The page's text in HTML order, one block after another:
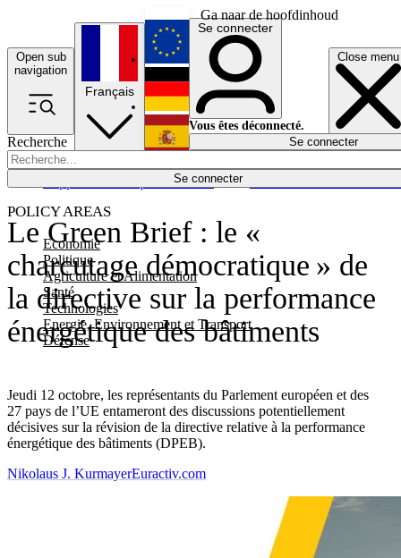
Ga naar de hoofdinhoud
Open sub
navigation
Close menu
Recherche
Se connecter
POLICY AREAS
Economie
Politique
Agriculture et Alimentation
Santé
Technologies
Energie, Environnement et Transport
Défense
Économie
Français
English
Deutsch
Español
Se connecter
Vous êtes déconnecté.
Se connecter
Le Green Brief : le «
charcutage démocratique » de
la directive sur la performance
énergétique des bâtiments
Jeudi 12 octobre, les représentants du Parlement européen et des
27 pays de l’UE entameront des discussions potentiellement
décisives sur la révision de la directive relative à la performance
énergétique des bâtiments (DPEB).
Nikolaus J. KurmayerEuractiv.com